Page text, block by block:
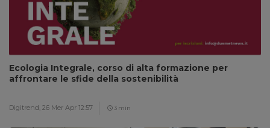
Ecologia Integrale, corso di alta formazione per
affrontare le sfide della sostenibilità
Digitrend, 26 Mer Apr 12:57 3 min